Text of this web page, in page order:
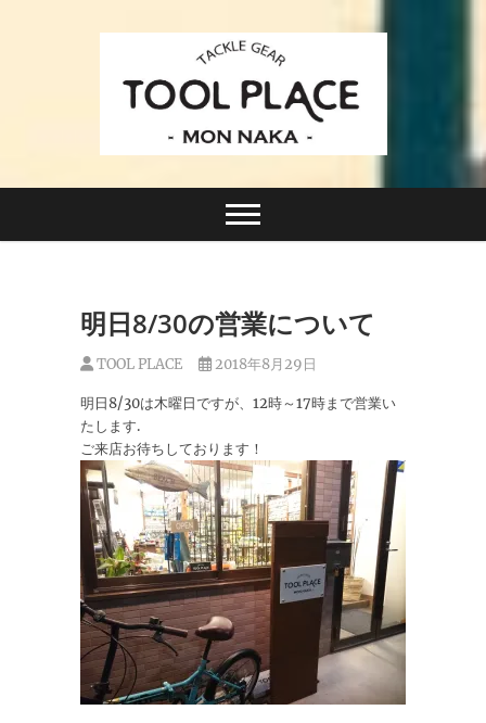
TACKLE GEAR
TOOL PLACE ツー
ス」が門前仲町に近日オープン！
明日8/30の営業について
TOOL PLACE 2018年8月29日
明日8/30は木曜日ですが、12時～17時まで営業い
たします.
ご来店お待ちしております！